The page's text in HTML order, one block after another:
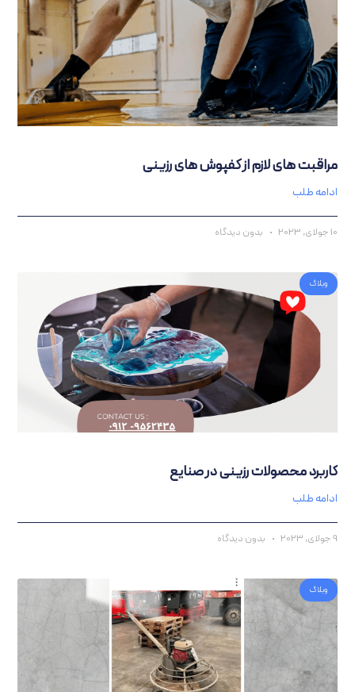
های لازم از کفپوش‌ های رزینی
طلب
بدون دیدگاه
وبلاگ
محصولات رزینی در صنایع
طلب
بدون دیدگاه
وبلاگ